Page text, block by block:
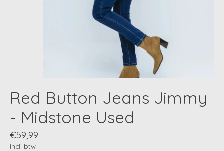
Red Button Jeans Jimmy
- Midstone Used
€59,99
Incl. btw